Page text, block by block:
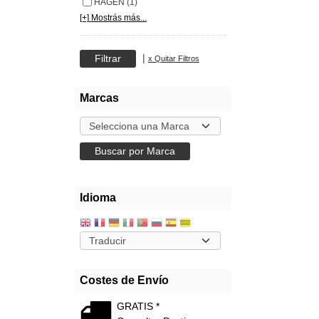
[+] Mostrás más...
| x Quitar Filtros
Marcas
Idioma
Costes de Envío
GRATIS *